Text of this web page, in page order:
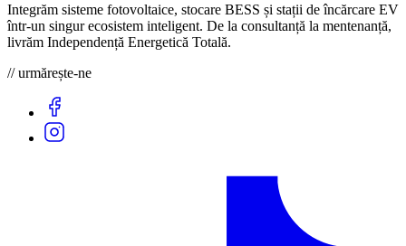
Integrăm sisteme fotovoltaice, stocare BESS și stații de încărcare EV
într-un singur ecosistem inteligent. De la consultanță la mentenanță,
livrăm Independență Energetică Totală.
// urmărește-ne